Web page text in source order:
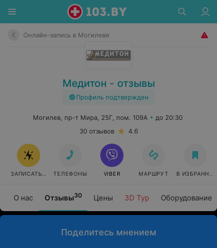
Онлайн-запись в Могилеве
Медитон - отзывы
Профиль подтвержден
О нас Отзывы30 Цены 3D Тур Оборудование
Могилев, пр-т Мира, 25Г, пом. 109А
до 20:30
30 отзывов
4.6
ЗАПИСАТЬСЯ ОНЛАЙН
ТЕЛЕФОНЫ VIBER МАРШРУТ В ИЗБРАННОЕ
Поделитесь мнением